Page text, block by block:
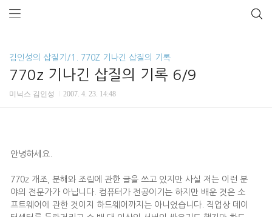
김인성의 삽질기/1. 770Z 기나긴 삽질의 기록
770z 기나긴 삽질의 기록 6/9
미닉스 김인성 2007. 4. 23. 14:48
안녕하세요.
770z 개조, 분해와 조립에 관한 글을 쓰고 있지만 사실 저는 이런 분
야의 전문가가 아닙니다. 컴퓨터가 전공이기는 하지만 배운 것은 소
프트웨어에 관한 것이지 하드웨어까지는 아니었습니다. 직업상 데이